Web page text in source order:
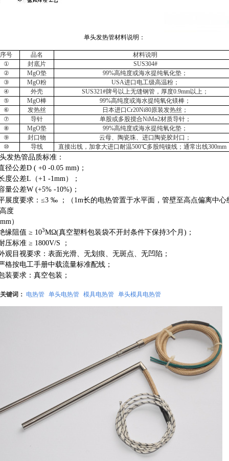
单头发热管材料说明：
序号 品名
材料说明
①
封底片
SUS304#
②
MgO垫
99%高纯度或海水提纯氧化垫；
③
MgO粉
USA进口电工级高温粉；
④
外壳
SUS321#牌号以上无缝钢管，厚度0.9mm以上；
⑤
MgO棒
99%高纯度或海水提纯氧化镁棒；
⑥
发热丝
日本进口Cr20Ni80原装发热丝；
⑦
导针
单股或多股搅合NiMn2材质导针；
⑧
MgO垫
99%高纯度或海水提纯氧化垫；
⑨
封口物
云母、陶瓷珠、进口陶瓷胶封口；
⑩
导线 直接出线，加拿大进口耐温500℃多股纯镍线；通常出线300mm
发热管品质标准：
径公差D ( +0 -0.05 mm)；
度公差L（+1 -1mm）；
量公差W (+5% -10%)；
展度要求：≤3 ‰ ；（1m长的电热管置于水平面，管壁至高点偏离中心
度
）
缘阻值 ≥ 103MΩ(真空塑料包装袋不开封条件下保持3个月)；
压标准 ≥ 1800V/S ；
观目视要求：表面光滑、无划痕、无斑点、无凹陷；
格按电工手册中载流量标准配线；
装要求：真空包装；
关键词： 电热管 单头电热管 模具电热管 单头模具电热管